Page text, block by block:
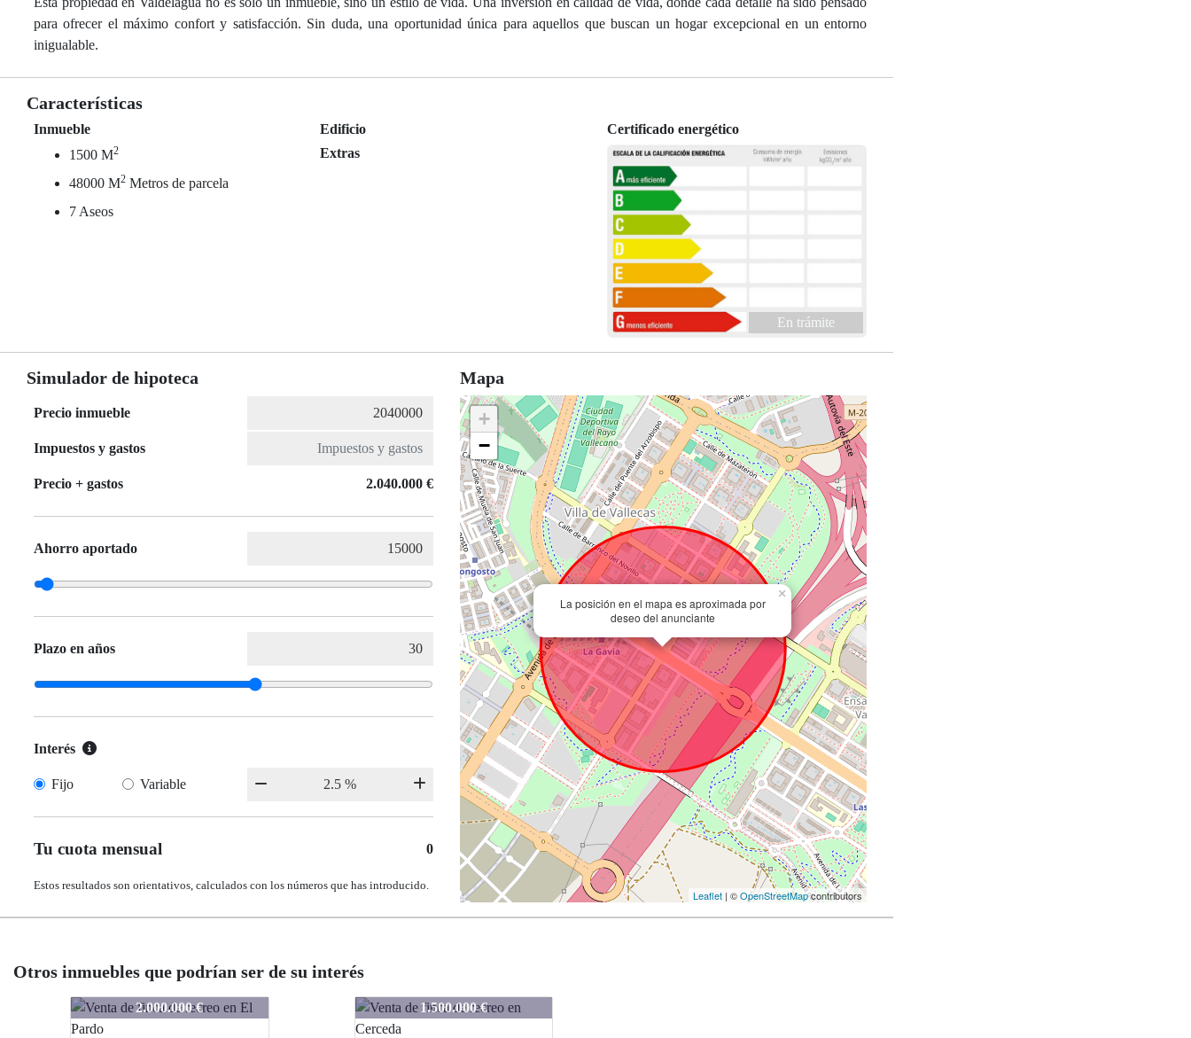
para ofrecer el máximo confort y satisfacción. Sin duda, una oportunidad única para aquellos que buscan un hogar excepcional en un entorno
inigualable.
Características
Inmueble
1500 M2
48000 M2 Metros de parcela
7 Aseos
Edificio
Extras
Certificado energético
En trámite
Simulador de hipoteca
Precio inmueble
Impuestos y gastos
Precio + gastos 2.040.000 €
Ahorro aportado
Plazo en años
Interés
Fijo Variable
Tu cuota mensual 0
Estos resultados son orientativos, calculados con los números que has introducido.
Mapa
La posición en el mapa es aproximada por
deseo del anunciante
×
+
−
Leaflet | ©OpenStreetMapcontributors
Otros inmuebles que podrían ser de su interés
SA2922 1.500.000 €
SA2922 1.500.000 € SA2922 2.000.000 €